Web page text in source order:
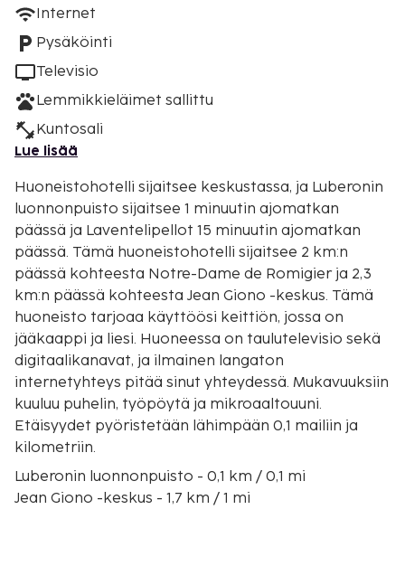
Internet
Pysäköinti
Televisio
Lemmikkieläimet sallittu
Kuntosali
Lue lisää
Huoneistohotelli sijaitsee keskustassa, ja Luberonin
luonnonpuisto sijaitsee 1 minuutin ajomatkan
päässä ja Laventelipellot 15 minuutin ajomatkan
päässä. Tämä huoneistohotelli sijaitsee 2 km:n
päässä kohteesta Notre-Dame de Romigier ja 2,3
km:n päässä kohteesta Jean Giono -keskus. Tämä
huoneisto tarjoaa käyttöösi keittiön, jossa on
jääkaappi ja liesi. Huoneessa on taulutelevisio sekä
digitaalikanavat, ja ilmainen langaton
internetyhteys pitää sinut yhteydessä. Mukavuuksiin
kuuluu puhelin, työpöytä ja mikroaaltouuni.
Etäisyydet pyöristetään lähimpään 0,1 mailiin ja
kilometriin.
Luberonin luonnonpuisto - 0,1 km / 0,1 mi
Jean Giono -keskus - 1,7 km / 1 mi